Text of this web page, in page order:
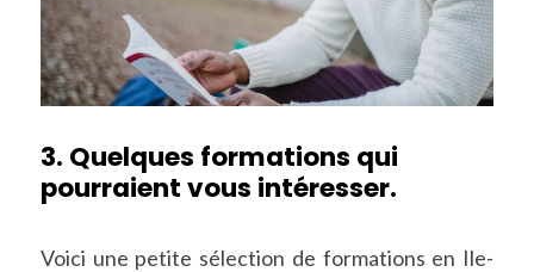
3. Quelques formations qui
pourraient vous intéresser.
Voici une petite sélection de formations en Ile-